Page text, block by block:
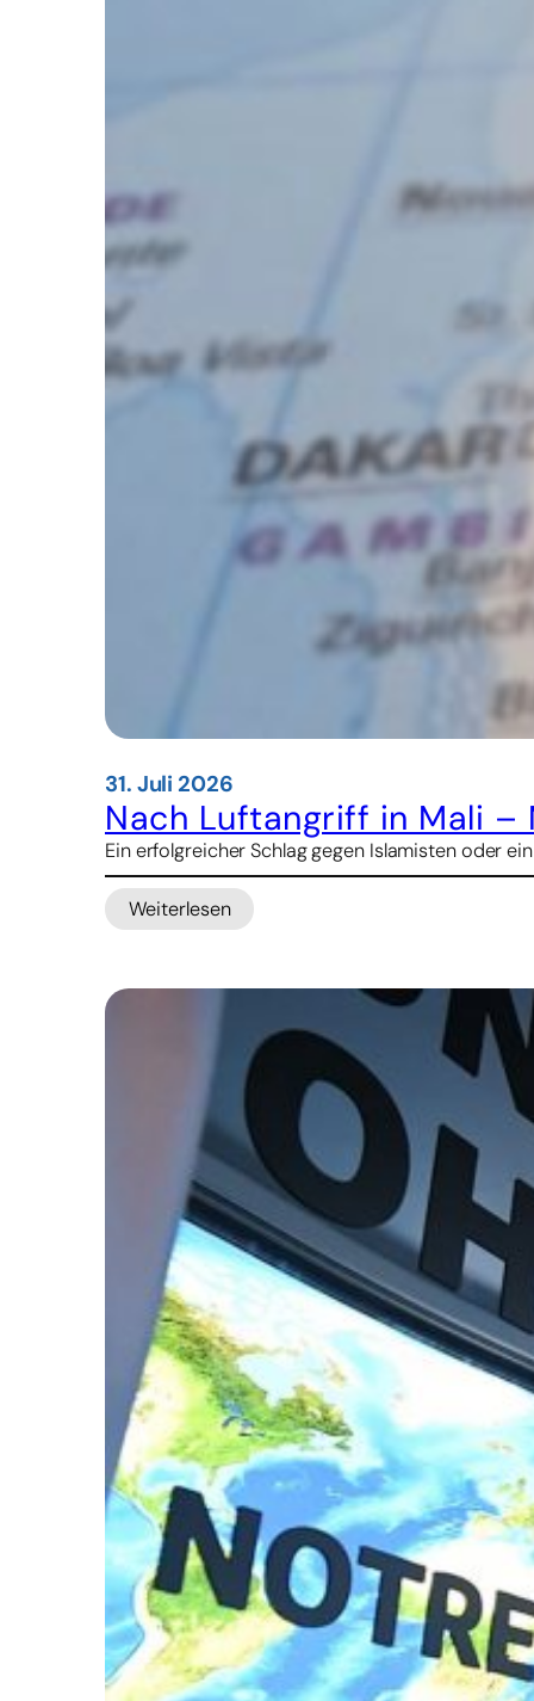
31. Juli 2026
Nach Luftangriff in Mali –
Ein erfolgreicher Schlag gegen Islamisten oder
Weiterlesen
:
Menschenrechtler
Russland